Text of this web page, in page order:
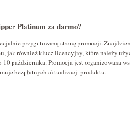
Platinum za darmo?
przygotowaną stronę promocji.
jak również klucz licencyjny, które należy
października. Promocja jest organizowana
bezpłatnych aktualizacji produktu.